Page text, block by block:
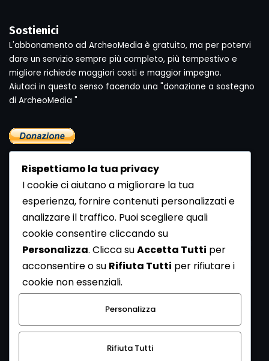
Sostienici
L'abbonamento ad ArcheoMedia è gratuito, ma per potervi
dare un servizio sempre più completo, più tempestivo e
migliore richiede maggiori costi e maggior impegno.
Aiutaci in questo senso facendo una "donazione a sostegno
di ArcheoMedia "
Newsletter
Se vuoi ricevere la Rivista gratuita di archeologia realizzata
dalla Redazione di ArcheoMedia iscriviti alla nostra
Newsletter [Clicca Qui]
Con l'invio del messaggio l'utente dichiara di aver letto
l’informativa sulla privacy e di acconsentire al trattamento
dei propri dati personali.
Rispettiamo la tua privacy
I cookie ci aiutano a migliorare la tua
esperienza, fornire contenuti personalizzati e
analizzare il traffico. Puoi scegliere quali
cookie consentire cliccando su
Personalizza. Clicca suAccetta Tutti per
acconsentire o su Rifiuta Tutti per rifiutare i
cookie non essenziali.
Personalizza
Rifiuta Tutti